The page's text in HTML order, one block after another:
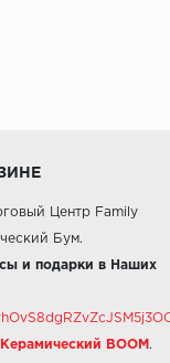
Центр Family
Бум.
и подарки в Наших
Керамический BOOM .